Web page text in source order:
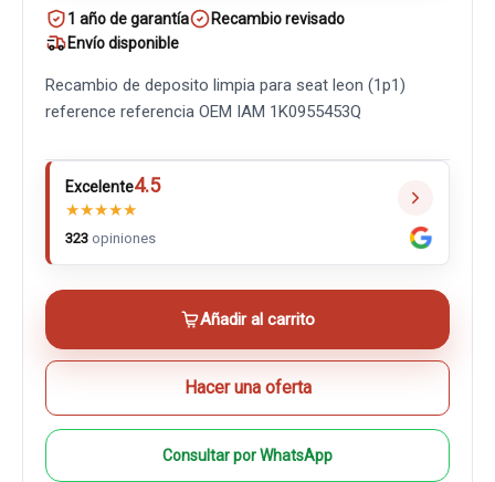
1 año de garantía
Recambio revisado
Envío disponible
Recambio de deposito limpia para seat leon (1p1)
reference referencia OEM IAM 1K0955453Q
Excelente4.5
★★★★★
323 opiniones
Añadir al carrito
Hacer una oferta
Consultar por WhatsApp